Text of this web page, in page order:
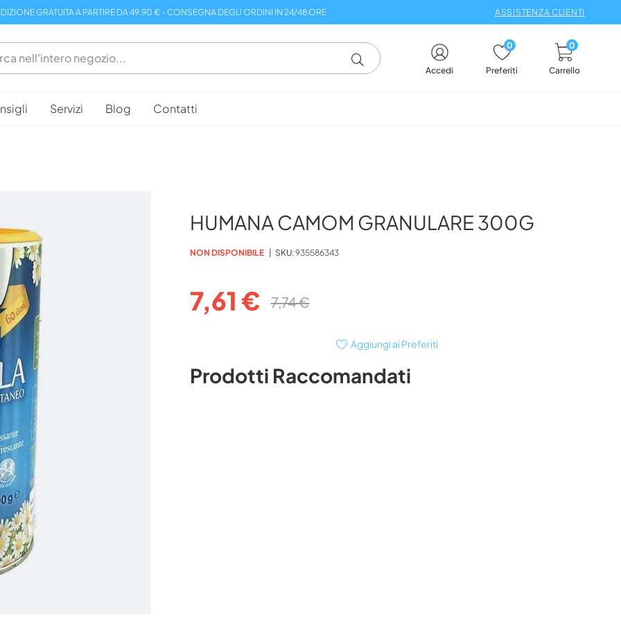
GRATUITA A PARTIRE DA 49.90 € - CONSEGNA DEGLI ORDINI IN 24/48 ORE ASSISTENZA CLIENTI
Accedi Preferiti
0
Carrello
0
Servizi Blog Contatti
HUMANA CAMOM GRANULARE 300G
NON DISPONIBILE SKU 935586343
7,61 € 7,74 €
Aggiungi ai Preferiti
Prodotti Raccomandati